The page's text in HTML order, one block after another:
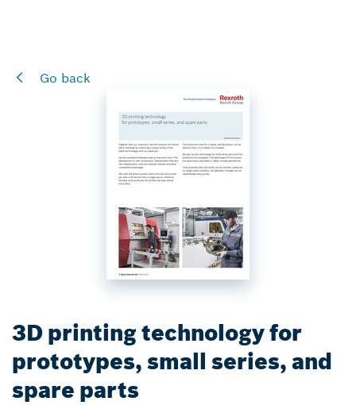
Go back
3D printing technology for
prototypes, small series, and
spare parts